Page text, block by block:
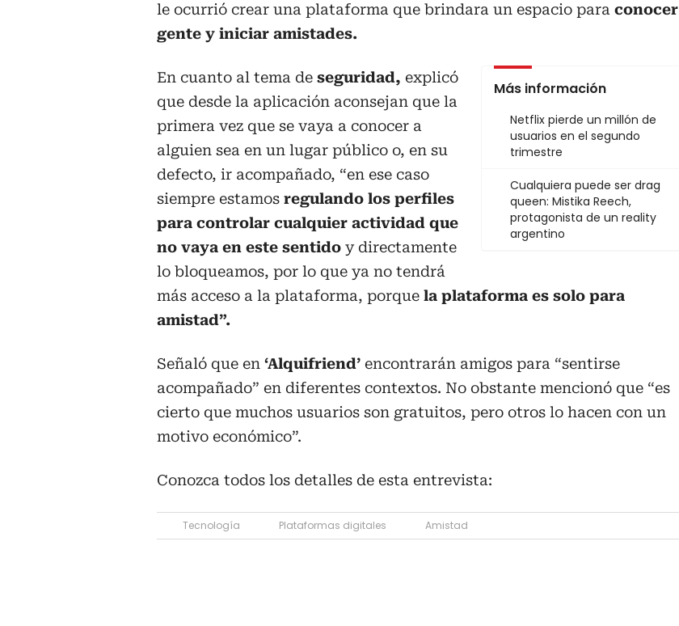
le ocurrió crear una plataforma que brindara un espacio para conocer
gente y iniciar amistades.
Más información
Netflix pierde un millón de
usuarios en el segundo
trimestre
Cualquiera puede ser drag
queen: Mistika Reech,
protagonista de un reality
argentino
En cuanto al tema de seguridad, explicó
que desde la aplicación aconsejan que la
primera vez que se vaya a conocer a
alguien sea en un lugar público o, en su
defecto, ir acompañado, “en ese caso
siempre estamos regulando los perfiles
para controlar cualquier actividad que
no vaya en este sentido y directamente
lo bloqueamos, por lo que ya no tendrá
más acceso a la plataforma, porque la plataforma es solo para
amistad”.
Señaló que en ‘Alquifriend’ encontrarán amigos para “sentirse
acompañado” en diferentes contextos. No obstante mencionó que “es
cierto que muchos usuarios son gratuitos, pero otros lo hacen con un
motivo económico”.
Conozca todos los detalles de esta entrevista:
Tecnología Plataformas digitales Amistad